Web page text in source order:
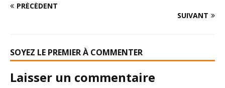
PRÉCÉDENT
SUIVANT
SOYEZ LE PREMIER À COMMENTER
Laisser un commentaire